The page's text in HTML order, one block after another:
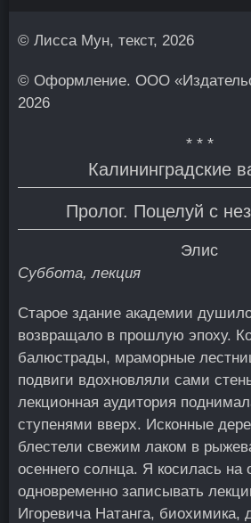
© Лисса Мун, текст, 2026
© Оформление. ООО
2026
* * *
Калининградские
Пролог. Поцелуй с
Элис
Суббота, лекция
Старое здание академии
возвращало в прошлую эпоху.
балюстрады, мраморные
подвиги вдохновляли сами
лекционная аудитория
ступенями вверх. Исконные
блестели свежим лаком в
осеннего солнца. Я косилась на
одновременно записывать
Игоревича Натанга, биохимика,